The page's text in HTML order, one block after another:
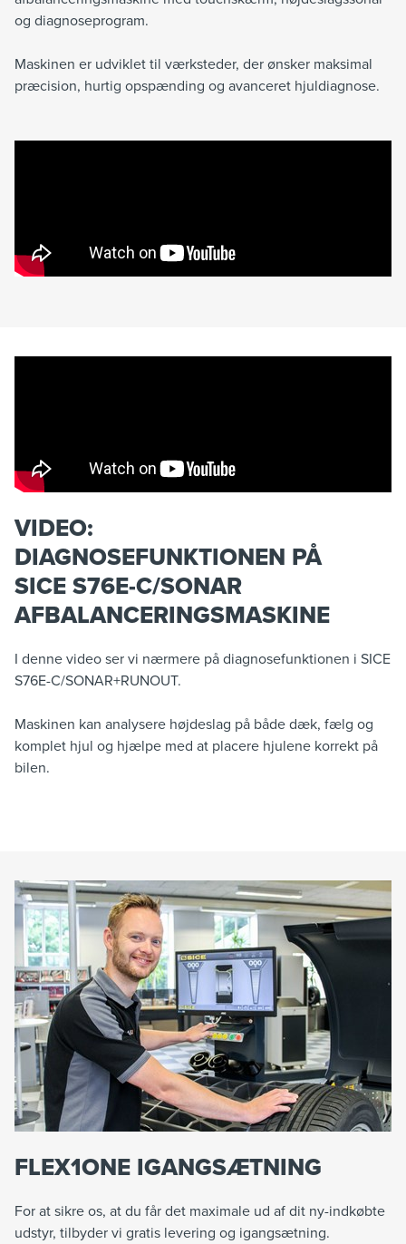
og diagnoseprogram.
Maskinen er udviklet til værksteder, der ønsker maksimal
præcision, hurtig opspænding og avanceret hjuldiagnose.
VIDEO:
DIAGNOSEFUNKTIONEN PÅ
SICE S76E-C/SONAR
AFBALANCERINGSMASKINE
I denne video ser vi nærmere på diagnosefunktionen i SICE
S76E-C/SONAR+RUNOUT.
Maskinen kan analysere højdeslag på både dæk, fælg og
komplet hjul og hjælpe med at placere hjulene korrekt på
bilen.
FLEX1ONE IGANGSÆTNING
For at sikre os, at du får det maximale ud af dit ny-indkøbte
udstyr, tilbyder vi gratis levering og igangsætning.